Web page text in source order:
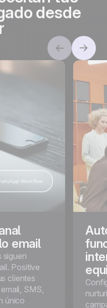
desde
email
siguen
Positive
clientes
SMS,
único